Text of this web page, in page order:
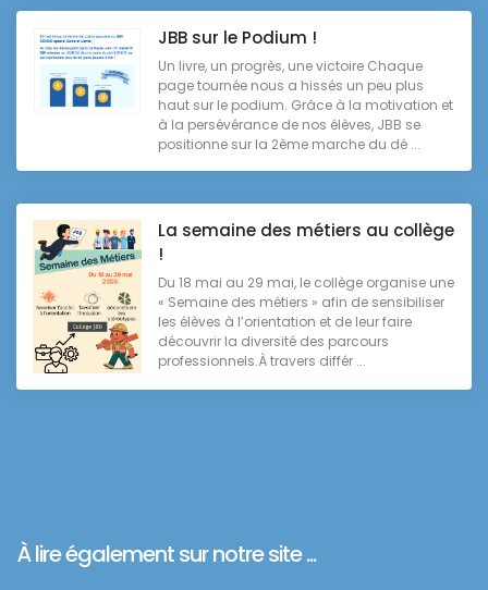
JBB sur le Podium !
Un livre, un progrès, une victoire Chaque
page tournée nous a hissés un peu plus
haut sur le podium. Grâce à la motivation et
à la persévérance de nos élèves, JBB se
positionne sur la 2ème marche du dé ...
La semaine des métiers au collège
!
Du 18 mai au 29 mai, le collège organise une
« Semaine des métiers » afin de sensibiliser
les élèves à l’orientation et de leur faire
découvrir la diversité des parcours
professionnels.À travers différ ...
À lire également sur notre site ...